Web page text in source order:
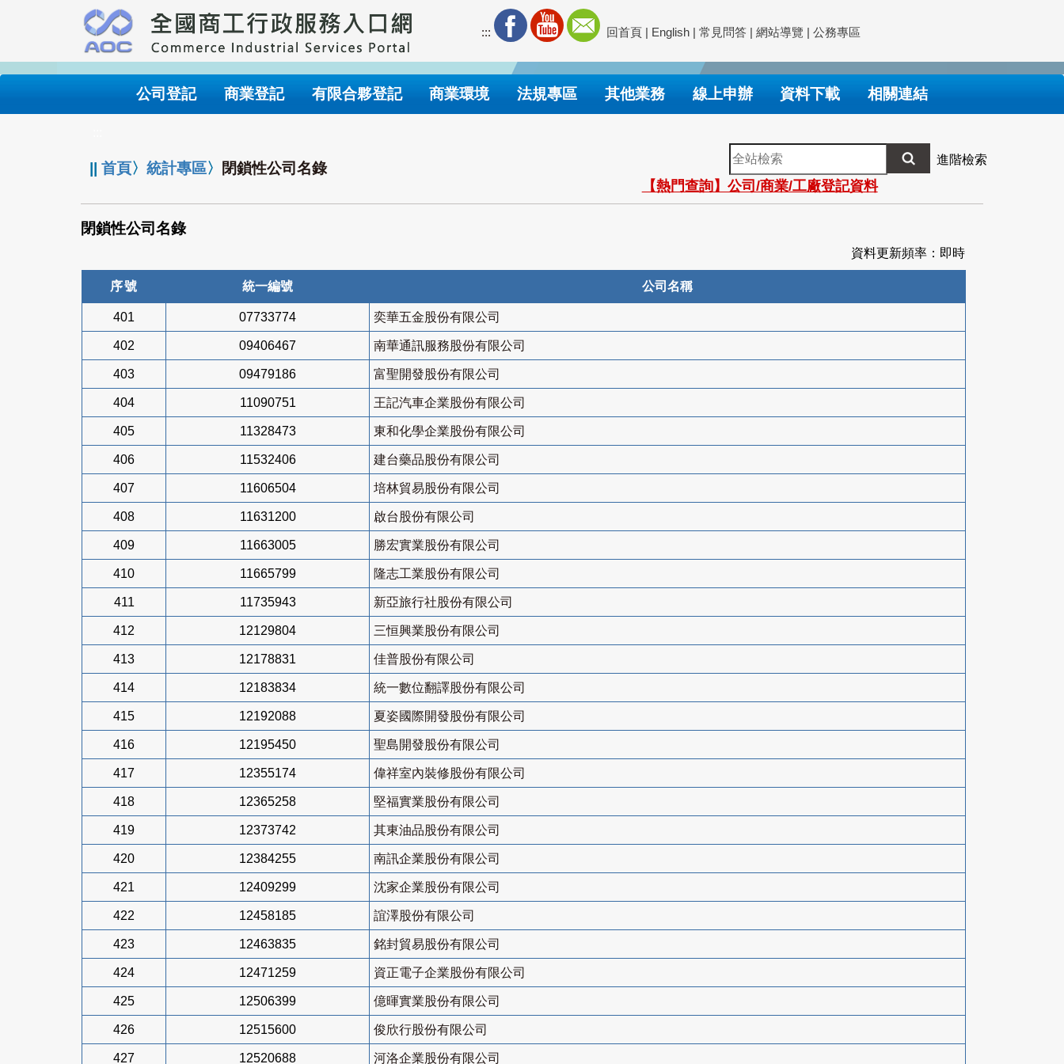
要
內
::: 回首頁 | English | 常見問答 | 網站導覽 | 公務專區
公司登記 商業登記 有限合夥登記 商業環境 法規專區 其他業務 線上申辦 資料下載 相關連結
||首頁〉統計專區〉 閉鎖性公司名錄
全
站
檢
索
進階檢索
【熱門查詢】公司/商業/工廠登記資料
閉鎖性公司名錄
資料更新頻率：即時
序號 統一編號 公司名稱
401 07733774 奕華五金股份有限公司
402 09406467 南華通訊服務股份有限公司
403 09479186 富聖開發股份有限公司
404 11090751 王記汽車企業股份有限公司
405 11328473 東和化學企業股份有限公司
406 11532406 建台藥品股份有限公司
407 11606504 培林貿易股份有限公司
408 11631200 啟台股份有限公司
409 11663005 勝宏實業股份有限公司
410 11665799 隆志工業股份有限公司
411 11735943 新亞旅行社股份有限公司
412 12129804 三恒興業股份有限公司
413 12178831 佳普股份有限公司
414 12183834 統一數位翻譯股份有限公司
415 12192088 夏姿國際開發股份有限公司
416 12195450 聖島開發股份有限公司
417 12355174 偉祥室內裝修股份有限公司
418 12365258 堅福實業股份有限公司
419 12373742 其東油品股份有限公司
420 12384255 南訊企業股份有限公司
421 12409299 沈家企業股份有限公司
422 12458185 誼澤股份有限公司
423 12463835 銘封貿易股份有限公司
424 12471259 資正電子企業股份有限公司
425 12506399 億暉實業股份有限公司
426 12515600 俊欣行股份有限公司
427 12520688 河洛企業股份有限公司